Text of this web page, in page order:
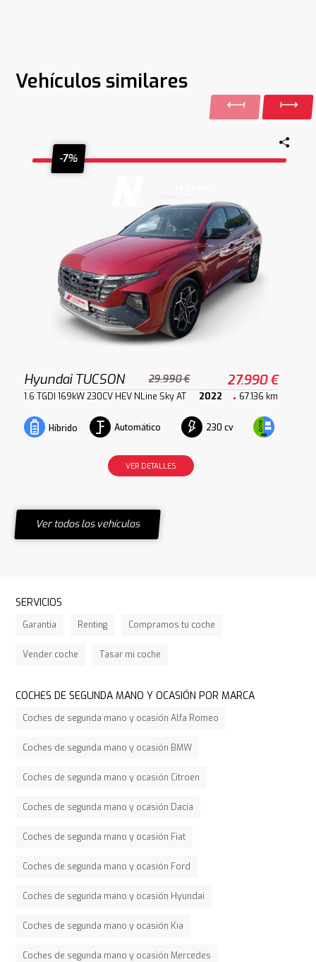
Vehículos similares
-7%
Hyundai TUCSON 29.990 € 27.990 €
1.6 TGDI 169kW 230CV HEV NLine Sky AT 2022 67.136 km
Híbrido Automático 230 cv
VER DETALLES
Ver todos los vehículos
SERVICIOS
Garantía Renting Compramos tu coche
Vender coche Tasar mi coche
COCHES DE SEGUNDA MANO Y OCASIÓN POR MARCA
Coches de segunda mano y ocasión Alfa Romeo
Coches de segunda mano y ocasión BMW
Coches de segunda mano y ocasión Citroen
Coches de segunda mano y ocasión Dacia
Coches de segunda mano y ocasión Fiat
Coches de segunda mano y ocasión Ford
Coches de segunda mano y ocasión Hyundai
Coches de segunda mano y ocasión Kia
Coches de segunda mano y ocasión Mercedes